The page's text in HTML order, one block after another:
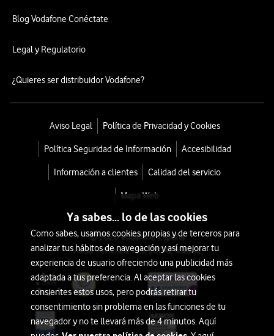
Blog Vodafone Conéctate
Legal y Regulatorio
¿Quieres ser distribuidor Vodafone?
Aviso Legal Política de Privacidad y Cookies
Política Seguridad de Información Accesibilidad
Información a clientes Calidad del servicio
Mapa Web
© 2026 Vodafone España
Avda. América 115, 28042 Madrid
Ya sabes... lo de las cookies
Como sabes, usamos cookies propias y de terceros para
analizar tus hábitos de navegación y así mejorar tu
experiencia de usuario ofreciendo una publicidad más
adaptada a tus preferencia. Al aceptar las cookies
consientes estos usos, pero podrás retirar tu
consentimiento sin problema en las funciones de tu
navegador y no te llevará más de 4 minutos. Aquí